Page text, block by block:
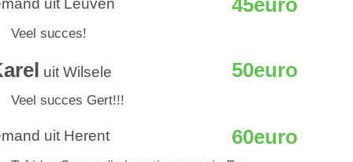
Veel succes!
uit Wilsele 50euro
Veel succes Gert!!!
uit Herent 60euro